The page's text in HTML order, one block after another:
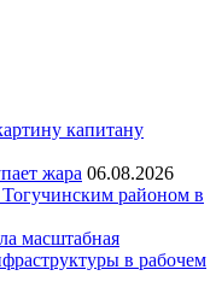
капитану
жара 06.08.2026
районом в
масштабная
в рабочем